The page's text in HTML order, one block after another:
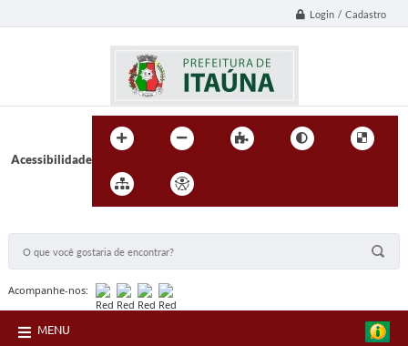
Login / Cadastro
Acessibilidade
Acompanhe-nos:
MENU